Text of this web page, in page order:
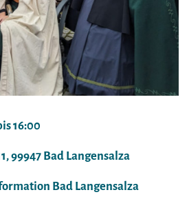
16:00
99947 Bad Langensalza
Bad Langensalza